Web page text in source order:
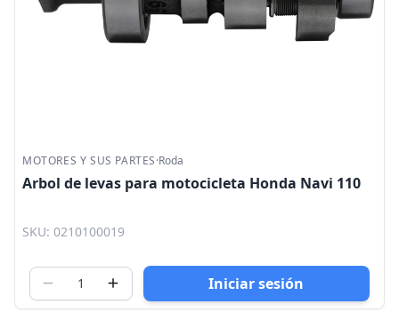
MOTORES Y SUS PARTES·Roda
Arbol de levas para motocicleta Honda Navi 110
SKU: 0210100019
Iniciar sesión